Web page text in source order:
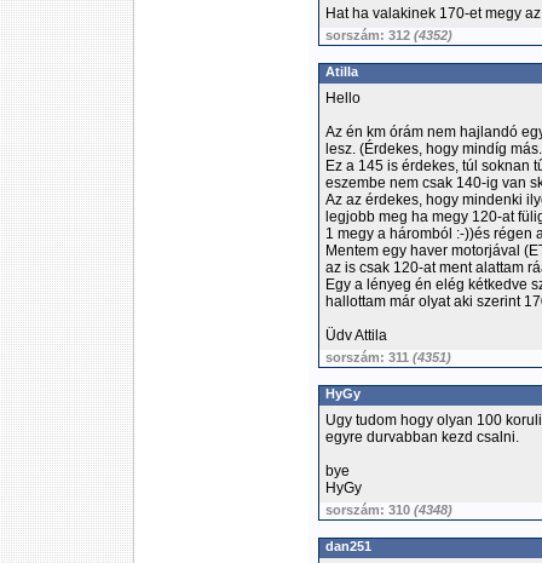
Hat ha valakinek 170-et megy
sorszám: 312 (4352)
Atilla
Hello
Az én km órám nem hajlandó
lesz. (Érdekes, hogy mindíg
Ez a 145 is érdekes, túl soknan
eszembe nem csak 140-ig van
Az az érdekes, hogy mindenki
legjobb meg ha megy 120-at
1 megy a háromból :-))és régen
Mentem egy haver motorjával
az is csak 120-at ment alattam
Egy a lényeg én elég kétkedve
hallottam már olyat aki szerint
Üdv Attila
sorszám: 311 (4351)
HyGy
Ugy tudom hogy olyan 100
egyre durvabban kezd csalni.
bye
HyGy
sorszám: 310 (4348)
dan251